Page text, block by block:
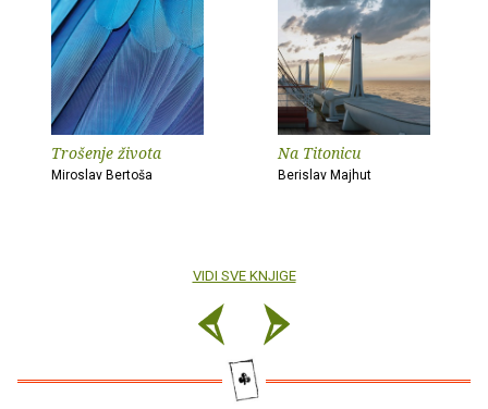
Trošenje života
Miroslav Bertoša
Na Titonicu
Berislav Majhut
VIDI SVE KNJIGE